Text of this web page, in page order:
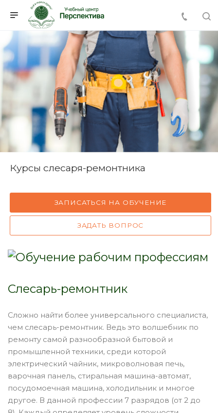
Курсы слесаря-ремонтника
ЗАПИСАТЬСЯ НА ОБУЧЕНИЕ
ЗАДАТЬ ВОПРОС
Слесарь-ремонтник
Сложно найти более универсального специалиста,
чем слесарь-ремонтник. Ведь это волшебник по
ремонту самой разнообразной бытовой и
промышленной техники, среди которой
электрический чайник, микроволновая печь,
варочная панель, стиральная машина-автомат,
посудомоечная машина, холодильник и многое
другое. В данной профессии 7 разрядов (от 2 до